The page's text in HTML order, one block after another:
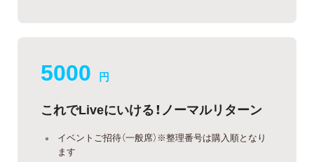
5000 円
これでLiveにいける！ノーマルリターン
イベントご招待（一般席）※整理番号は購入順となり
ます